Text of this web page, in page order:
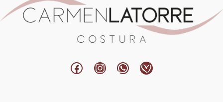
Facebook
Instagram
WhatsApp